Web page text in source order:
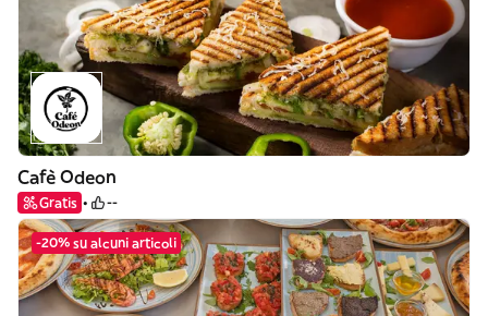
Cafè Odeon
Gratis --
-20% su alcuni articoli